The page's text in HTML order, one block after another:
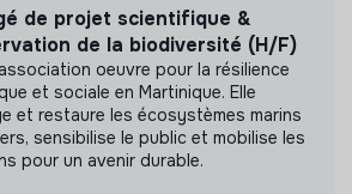
pas souhaité nous
labels ou certifications qu'elle a
de projet scientifique &
de la biodiversité (H/F)
oeuvre pour la résilience
et sociale en Martinique. Elle
et restaure les écosystèmes marins
sensibilise le public et mobilise les
pour un avenir durable.